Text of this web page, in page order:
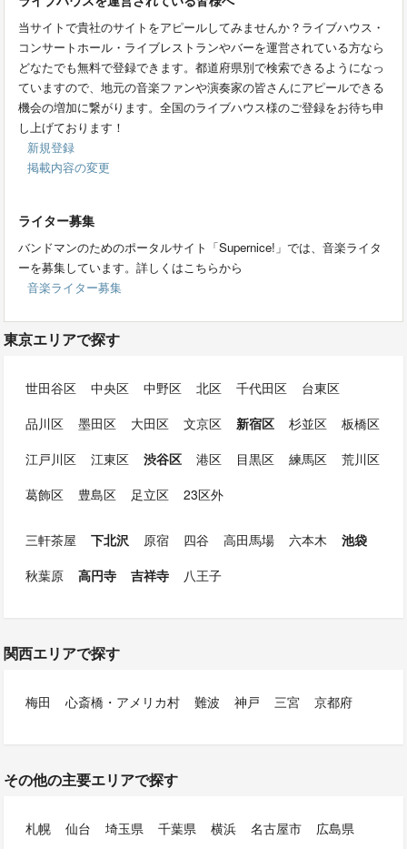
当サイトで貴社のサイトをアピールしてみませんか？ライブハウス・
コンサートホール・ライブレストランやバーを運営されている方なら
どなたでも無料で登録できます。都道府県別で検索できるようになっ
ていますので、地元の音楽ファンや演奏家の皆さんにアピールできる
機会の増加に繋がります。全国のライブハウス様のご登録をお待ち申
し上げております！
新規登録
掲載内容の変更
ライター募集
バンドマンのためのポータルサイト「Supernice!」では、音楽ライタ
ーを募集しています。詳しくはこちらから
音楽ライター募集
東京エリアで探す
世田谷区 中央区 中野区 北区 千代田区
台東区
品川区
墨田区 大田区 文京区 新宿区 杉並区
板橋区
江戸川区
江東区 渋谷区 港区 目黒区 練馬区
荒川区
葛飾区
豊島区 足立区 23区外
三軒茶屋 下北沢 原宿 四谷 高田馬場 六本木
池袋
秋葉原
高円寺 吉祥寺 八王子
関西エリアで探す
梅田 心斎橋・アメリカ村 難波 神戸 三宮 京都府
その他の主要エリアで探す
札幌 仙台 埼玉県 千葉県 横浜 名古屋市
広島県